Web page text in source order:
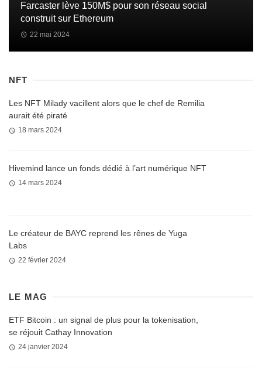
Farcaster lève 150M$ pour son réseau social
construit sur Ethereum
22 mai 2024
NFT
Les NFT Milady vacillent alors que le chef de Remilia
aurait été piraté
18 mars 2024
Hivemind lance un fonds dédié à l’art numérique NFT
14 mars 2024
Le créateur de BAYC reprend les rênes de Yuga
Labs
22 février 2024
LE MAG
ETF Bitcoin : un signal de plus pour la tokenisation,
se réjouit Cathay Innovation
24 janvier 2024